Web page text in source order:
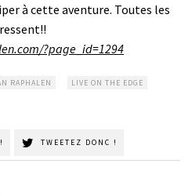
à cette aventure. Toutes les
?page_id=1294
RAPHALEN LIVE ON THE EDGE
TWEETEZ DONC !